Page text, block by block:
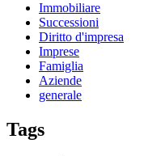
Immobiliare
Successioni
Diritto d'impresa
Imprese
Famiglia
Aziende
generale
Tags